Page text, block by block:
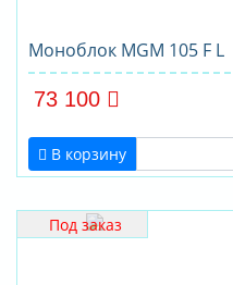
Моноблок MGM 105 F L
73 100
В корзину
Под заказ